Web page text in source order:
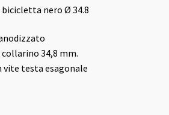
nero Ø 34.8
34,8 mm.
vite testa esagonale